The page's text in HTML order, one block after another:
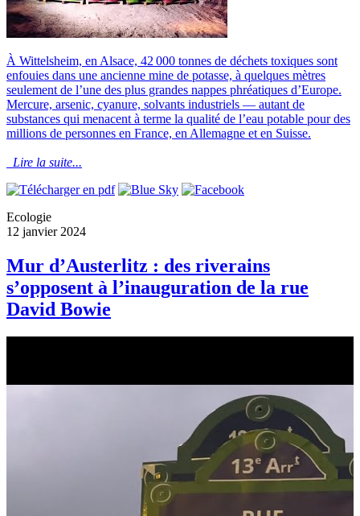
À Wittelsheim, en Alsace, 42 000 tonnes de déchets toxiques sont
enfouies dans une ancienne mine de potasse, à quelques mètres
seulement de l’une des plus grandes nappes phréatiques d’Europe.
Mercure, arsenic, cyanure, solvants industriels — autant de
substances qui menacent à terme la qualité de l’eau potable pour des
millions de personnes en France, en Allemagne et en Suisse.
Lire la suite...
Ecologie
12 janvier 2024
Mur d’Austerlitz : des riverains
s’opposent à l’inauguration de la rue
David Bowie